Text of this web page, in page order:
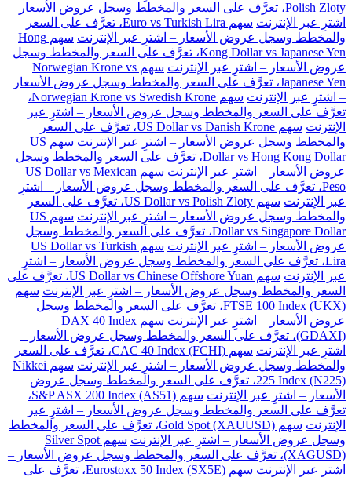
Polish Zloty، تعرَّف على السعر والمخطط وسجل عروض الأسعار –
اشترِ عبر الإنترنت
سهم Euro vs Turkish Lira، تعرَّف على السعر
والمخطط وسجل عروض الأسعار – اشترِ عبر الإنترنت
سهم Hong
Kong Dollar vs Japanese Yen، تعرَّف على السعر والمخطط وسجل
عروض الأسعار – اشترِ عبر الإنترنت
سهم Norwegian Krone vs
Japanese Yen، تعرَّف على السعر والمخطط وسجل عروض الأسعار
– اشترِ عبر الإنترنت
سهم Norwegian Krone vs Swedish Krone،
تعرَّف على السعر والمخطط وسجل عروض الأسعار – اشترِ عبر
الإنترنت
سهم US Dollar vs Danish Krone، تعرَّف على السعر
والمخطط وسجل عروض الأسعار – اشترِ عبر الإنترنت
سهم US
Dollar vs Hong Kong Dollar، تعرَّف على السعر والمخطط وسجل
عروض الأسعار – اشترِ عبر الإنترنت
سهم US Dollar vs Mexican
Peso، تعرَّف على السعر والمخطط وسجل عروض الأسعار – اشترِ
عبر الإنترنت
سهم US Dollar vs Polish Zloty، تعرَّف على السعر
والمخطط وسجل عروض الأسعار – اشترِ عبر الإنترنت
سهم US
Dollar vs Singapore Dollar، تعرَّف على السعر والمخطط وسجل
عروض الأسعار – اشترِ عبر الإنترنت
سهم US Dollar vs Turkish
Lira، تعرَّف على السعر والمخطط وسجل عروض الأسعار – اشترِ
عبر الإنترنت
سهم US Dollar vs Chinese Offshore Yuan، تعرَّف على
السعر والمخطط وسجل عروض الأسعار – اشترِ عبر الإنترنت سهم
FTSE 100 Index (UKX)، تعرَّف على السعر والمخطط وسجل
عروض الأسعار – اشترِ عبر الإنترنت
سهم DAX 40 Index
(GDAXI)، تعرَّف على السعر والمخطط وسجل عروض الأسعار –
اشترِ عبر الإنترنت
سهم CAC 40 Index (FCHI)، تعرَّف على السعر
والمخطط وسجل عروض الأسعار – اشترِ عبر الإنترنت
سهم Nikkei
225 Index (N225)، تعرَّف على السعر والمخطط وسجل عروض
الأسعار – اشترِ عبر الإنترنت
سهم S&P ASX 200 Index (AS51)،
تعرَّف على السعر والمخطط وسجل عروض الأسعار – اشترِ عبر
الإنترنت
سهم Gold Spot (XAUUSD)، تعرَّف على السعر والمخطط
وسجل عروض الأسعار – اشترِ عبر الإنترنت
سهم Silver Spot
(XAGUSD)، تعرَّف على السعر والمخطط وسجل عروض الأسعار –
اشترِ عبر الإنترنت
سهم Eurostoxx 50 Index (SX5E)، تعرَّف على